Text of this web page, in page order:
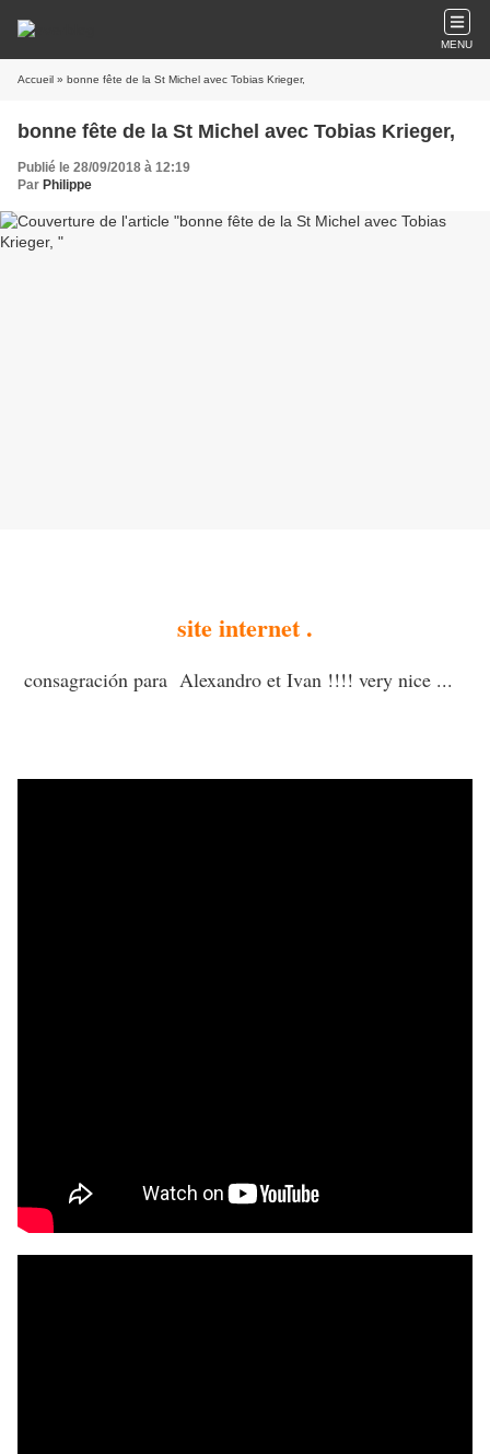
MENU
Accueil » bonne fête de la St Michel avec Tobias Krieger,
bonne fête de la St Michel avec Tobias Krieger,
Publié le 28/09/2018 à 12:19
Par Philippe
site internet .
consagración para Alexandro et Ivan !!!! very nice ...